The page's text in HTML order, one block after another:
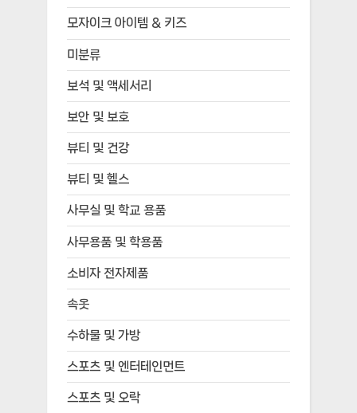
모자이크 아이템 & 키즈
미분류
보석 및 액세서리
보안 및 보호
뷰티 및 건강
뷰티 및 헬스
사무실 및 학교 용품
사무용품 및 학용품
소비자 전자제품
속옷
수하물 및 가방
스포츠 및 엔터테인먼트
스포츠 및 오락